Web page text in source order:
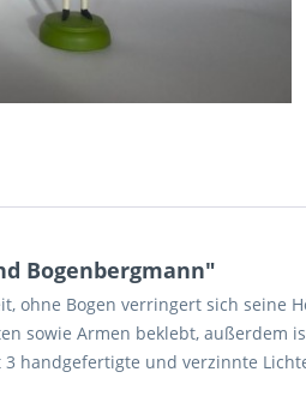
Bogenbergmann"
ohne Bogen verringert sich seine
sowie Armen beklebt, außerdem
handgefertigte und verzinnte